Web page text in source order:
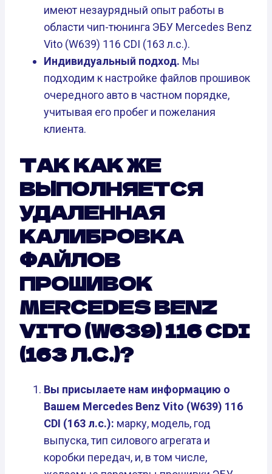
имеют незаурядный опыт работы в
области чип-тюнинга ЭБУ Mercedes Benz
Vito (W639) 116 CDI (163 л.с.).
Индивидуальный подход. Мы
подходим к настройке файлов прошивок
очередного авто в частном порядке,
учитывая его пробег и пожелания
клиента.
ТАК КАК ЖЕ
ВЫПОЛНЯЕТСЯ
УДАЛЕННАЯ
КАЛИБРОВКА
ФАЙЛОВ
ПРОШИВОК
MERCEDES BENZ
VITO (W639) 116 CDI
(163 Л.С.)?
Вы присылаете нам информацию о
Вашем Mercedes Benz Vito (W639) 116
CDI (163 л.с.): марку, модель, год
выпуска, тип силового агрегата и
коробки передач, и, в том числе,